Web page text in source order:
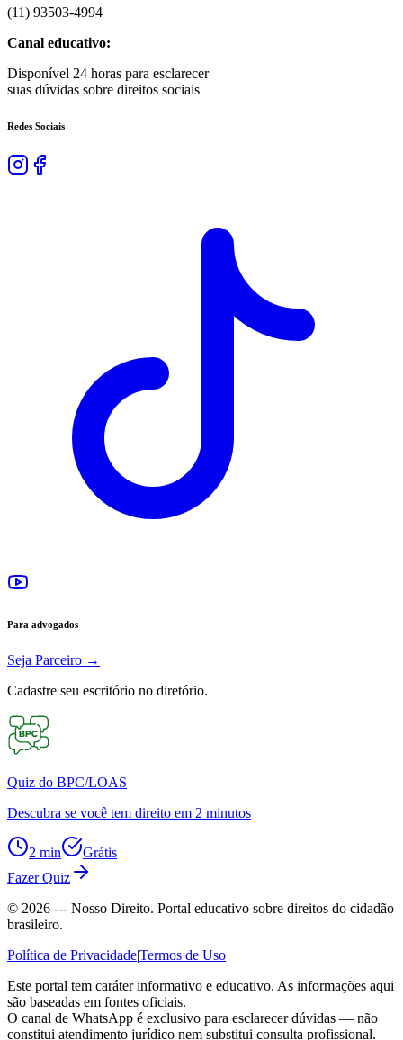
(11) 93503-4994
Canal educativo:
Disponível 24 horas para esclarecer
suas dúvidas sobre direitos sociais
Redes Sociais
Para advogados
Seja Parceiro →
Cadastre seu escritório no diretório.
Quiz do BPC/LOAS
Descubra se você tem direito em 2 minutos
2 min
Grátis
Fazer Quiz
© 2026 --- Nosso Direito. Portal educativo sobre direitos do cidadão
brasileiro.
Política de Privacidade|Termos de Uso
Este portal tem caráter informativo e educativo. As informações aqui
são baseadas em fontes oficiais.
O canal de WhatsApp é exclusivo para esclarecer dúvidas — não
constitui atendimento jurídico nem substitui consulta profissional.